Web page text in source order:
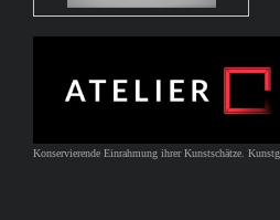
Konservierende Einrahmung ihrer Kunstschätze.